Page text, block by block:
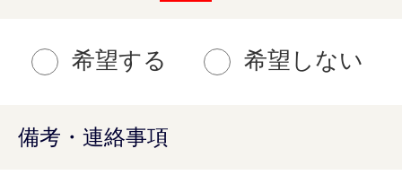
希望する 希望しない
備考・連絡事項